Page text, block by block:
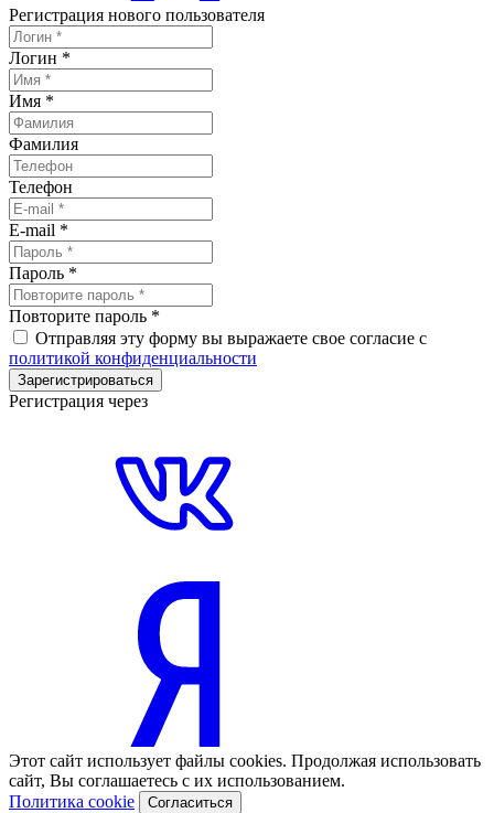
Регистрация нового пользователя
Логин *
Имя *
Фамилия
Телефон
E-mail *
Пароль *
Повторите пароль *
Отправляя эту форму вы выражаете свое согласие с
политикой конфиденциальности
Зарегистрироваться
Регистрация через
Этот сайт использует файлы cookies. Продолжая использовать
сайт, Вы соглашаетесь с их использованием.
Политика cookie
Согласиться